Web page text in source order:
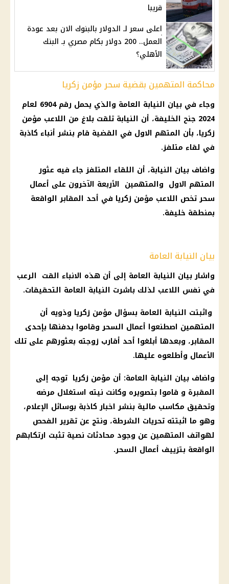
قريبا
اعلى سعر لـ الدولار بالبنوك الان بعد عودة
العمل.. 200 دولار بكام مصري بـ البنك
الأهلي؟
محاكمة المتهمين بقضية سحر مؤمن زكريا
وجاء في بيان النيابة العامة والذي يحمل رقم 6904 لعام
2024 جنح الخليفة، أن النيابة تلقت بلاغ من اللاعب مؤمن
زكريا، بأن المتهم الاول في القضية قام بنشر أنباء كاذبة
في لقاء متلفز.
واضاف بيان النيابة، أن اللقاء المتلفز جاء فيه عثور
المتهم الاول والمتهمين الأربعة الآخرون على أعمال
سحر تخص اللاعب مؤمن زكريا في أحد المقابر الواقعة
بمنطقة خليفة.
بيان النيابة العامة
واشار بيان النيابة العامة إلى أن هذه الانباء القت الرعب
في نفس اللاعب لذلك باشرت النيابة العامة التحقيقات.
واثبتت النيابة العامة بسؤال مؤمن زكريا وذويه أن
المتهمين اصطنعوا أعمال السحر وقاموا بدفنها بإحدى
المقابر، وبعدها أبلغوا أحد أقارب زوجته بعثورهم على تلك
الأعمال وأطلعوه عليها.
واضاف بيان النيابة العامة: أن مؤمن زكريا توجه إلى
المقبرة و قاموا بتصويره وكانت نيته استغلال مرضه
وتحقيق مكاسب مالية بنشر اخبار كاذبة بوسائل الإعلام،
وهو ما اثبتته تحريات الشرطة، ونتج عن تقرير الفحص
لهواتف المتهمين عن وجود محادثات نصية تثبت ارتكابهم
الواقعة بتزييف أعمال السحر.